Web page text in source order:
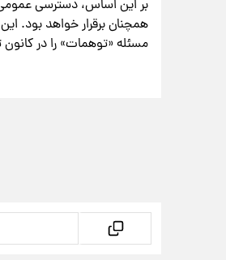
همچنان برقرار خواهد بود.
مسئله «توهمات» را در